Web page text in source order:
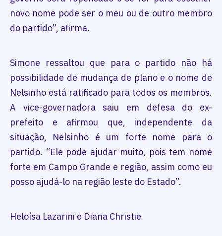
novo nome pode ser o meu ou de outro membro
do partido”, afirma.
Simone ressaltou que para o partido não há
possibilidade de mudança de plano e o nome de
Nelsinho está ratificado para todos os membros.
A vice-governadora saiu em defesa do ex-
prefeito e afirmou que, independente da
situação, Nelsinho é um forte nome para o
partido. “Ele pode ajudar muito, pois tem nome
forte em Campo Grande e região, assim como eu
posso ajudá-lo na região leste do Estado”.
Heloísa Lazarini e Diana Christie